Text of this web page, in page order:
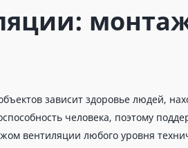
зависит здоровье людей,
человека, поэтому
вентиляции любого уровня